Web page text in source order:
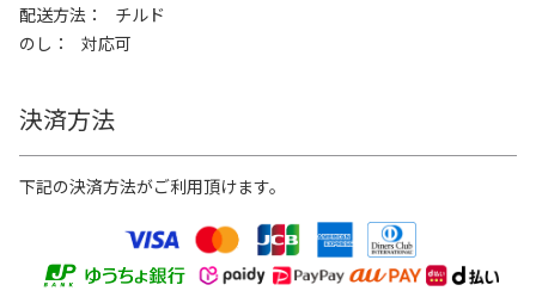
配送方法
チルド
のし
対応可
決済方法
下記の決済方法がご利用頂けます。